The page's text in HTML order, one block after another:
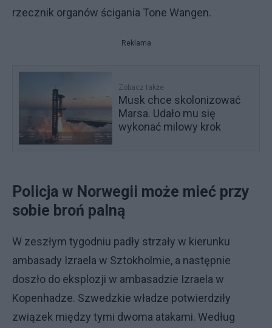
rzecznik organów ścigania Tone Wangen.
Reklama
Zobacz także
Musk chce skolonizować
Marsa. Udało mu się
wykonać milowy krok
Policja w Norwegii może mieć przy
sobie broń palną
W zeszłym tygodniu padły strzały w kierunku
ambasady Izraela w Sztokholmie, a następnie
doszło do eksplozji w ambasadzie Izraela w
Kopenhadze. Szwedzkie władze potwierdziły
związek między tymi dwoma atakami. Według